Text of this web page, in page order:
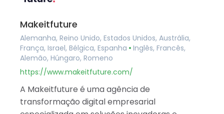
Makeitfuture
Alemanha, Reino Unido, Estados Unidos, Austrália,
França, Israel, Bélgica, Espanha
Inglês, Francês,
Alemão, Húngaro, Romeno
https://www.makeitfuture.com/
A Makeitfuture é uma agência de
transformação digital empresarial